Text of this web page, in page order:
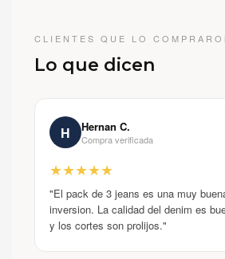
CLIENTES QUE LO
Lo que dicen
H Hernan C.
Compra verificada
★★★★★
"El pack de 3 jeans es una muy
inversion. La calidad del denim es
y los cortes son prolijos."